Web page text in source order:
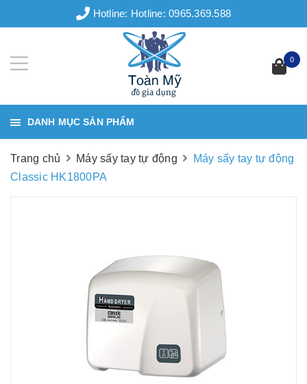
Hotline: Hotline: 0965.369.588
0
DANH MỤC SẢN PHẨM
Trang chủ Máy sấy tay tự động
Máy sấy tay tự động
Classic HK1800PA